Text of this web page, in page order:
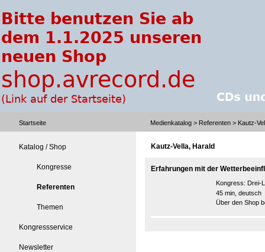
Startseite Medienkatalog > Referenten > Kautz-
Katalog / Shop
Kongresse
Referenten
Themen
Kongressservice
Newsletter
Kautz-Vella, Harald
Erfahrungen mit der
Kongress: Drei-
45 min, deutsch
Über den Shop